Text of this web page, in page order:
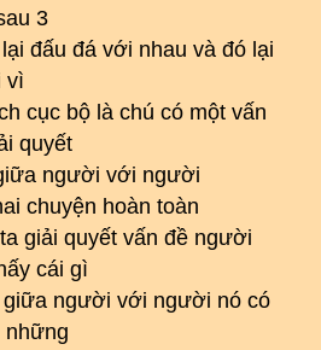
3
đấu đá với nhau và đó lại
vì
cục bộ là chú có một vấn
quyết
người với người
chuyện hoàn toàn
giải quyết vấn đề người
cái gì
giữa người với người nó có
những